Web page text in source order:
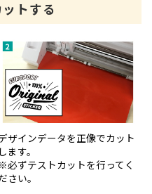
トする
ザインデータを正像でカット
します。
※必ずテストカットを行ってく
さい。